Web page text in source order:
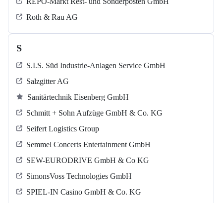
Roth & Rau AG
S
S.I.S. Süd Industrie-Anlagen Service GmbH
Salzgitter AG
Sanitärtechnik Eisenberg GmbH
Schmitt + Sohn Aufzüge GmbH & Co. KG
Seifert Logistics Group
Semmel Concerts Entertainment GmbH
SEW-EURODRIVE GmbH & Co KG
SimonsVoss Technologies GmbH
SPIEL-IN Casino GmbH & Co. KG